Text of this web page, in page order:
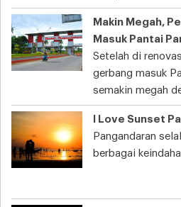
Makin Megah,
Masuk Pantai
Setelah di
gerbang masuk
semakin megah
I Love Sunset
Pangandaran
berbagai